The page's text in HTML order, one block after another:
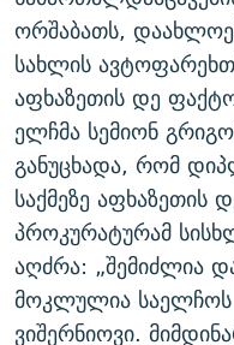
ᲛᲝᲚᲐᲞᲐᲠᲐᲙᲔ ᲢᲔᲥᲡᲢᲔᲑᲘ
ᲨᲘᲜ - ᲣᲪᲮᲝᲔᲗᲨᲘ
ᲚᲘᲢᲔᲠᲐᲢᲣᲠᲣᲚᲘ
ᲐᲛᲔᲠᲘᲙᲣᲚᲘ ᲛᲝᲗᲮᲠᲝᲑᲐ
ᲘᲛᲞᲔᲠᲘᲐ ᲓᲐ ᲠᲐᲓᲘᲝ
ᲩᲔᲛᲘ ᲡᲘᲙᲕᲓᲘᲚᲘᲡ
11 ᲬᲔᲚᲘ - 11 ᲐᲛᲑᲐᲕᲘ
ᲡᲐᲞᲐᲠᲚᲐᲛᲔᲜᲢᲝ
ᲑᲐᲕᲨᲕᲔᲑᲘ
5 ᲐᲛᲑᲐᲕᲘ - 20 ᲘᲕᲜᲘᲡᲡ
ᲐᲒᲕᲘᲡᲢᲝᲡ ᲝᲛᲘ
ПРИВЕТ ᲙᲣᲚᲢᲣᲠᲐ
ᲒᲐᲛᲝᲘᲬᲔᲠᲔ
რთე/რთ-ის
ორშაბათს,
სახლის
აფხაზეთის დე
ელჩმა სემიონ
განუცხადა, რომ
საქმეზე აფხაზეთის
პროკურატურამ
აღძრა: „შემიძლია
მოკლულია საელჩოს
ვიშერნიოვი.